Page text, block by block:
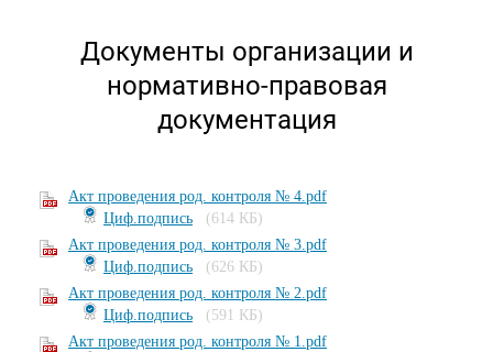
Документы организации и
нормативно-правовая
документация
Акт проведения род. контроля № 4.pdf
Циф.подпись
(614 КБ)
Акт проведения род. контроля № 3.pdf
Циф.подпись
(626 КБ)
Акт проведения род. контроля № 2.pdf
Циф.подпись
(591 КБ)
Акт проведения род. контроля № 1.pdf